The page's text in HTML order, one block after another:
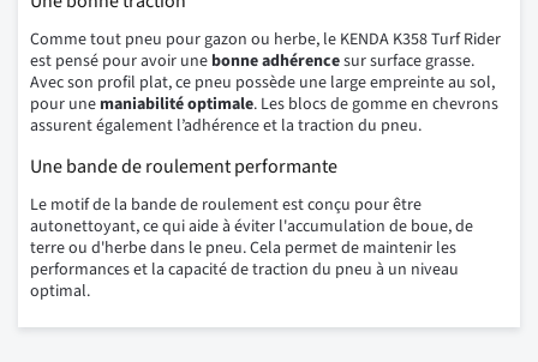
Comme tout pneu pour gazon ou herbe, le KENDA K358 Turf Rider
est pensé pour avoir une bonne adhérencesur surface grasse.
Avec son profil plat, ce pneu possède une large empreinte au sol,
pour une maniabilité optimale. Les blocs de gomme en chevrons
assurent également l’adhérence et la traction du pneu.
Une bande de roulement performante
Le motif de la bande de roulement est conçu pour être
autonettoyant, ce qui aide à éviter l'accumulation de boue, de
terre ou d'herbe dans le pneu. Cela permet de maintenir les
performances et la capacité de traction du pneu à un niveau
optimal.